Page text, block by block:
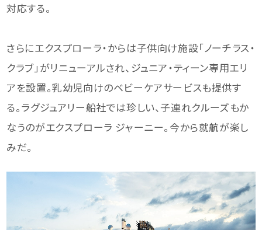
対応する。
さらにエクスプローラ・からは子供向け施設「ノーチラス・
クラブ」がリニューアルされ、ジュニア・ティーン専用エリ
アを設置。乳幼児向けのベビーケアサービスも提供す
る。ラグジュアリー船社では珍しい、子連れクルーズもか
なうのがエクスプローラ ジャーニー。今から就航が楽し
みだ。